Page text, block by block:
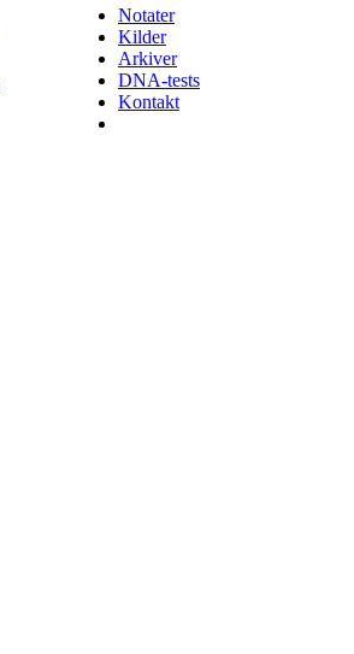
Notater
Kilder
Arkiver
DNA-tests
Kontakt